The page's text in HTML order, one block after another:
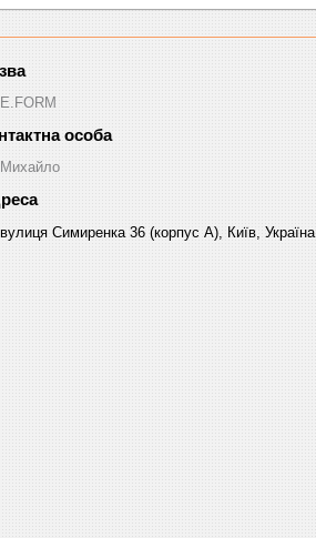
E.FORM
Михайло
вулиця Симиренка 36 (корпус А), Київ, Україна